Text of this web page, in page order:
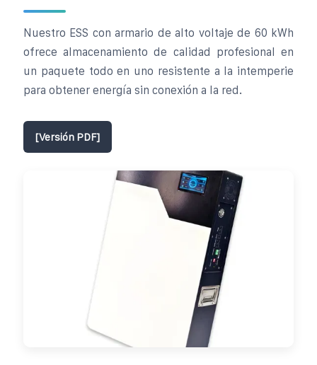
Nuestro ESS con armario de alto voltaje de 60 kWh
ofrece almacenamiento de calidad profesional en
un paquete todo en uno resistente a la intemperie
para obtener energía sin conexión a la red.
[Versión PDF]